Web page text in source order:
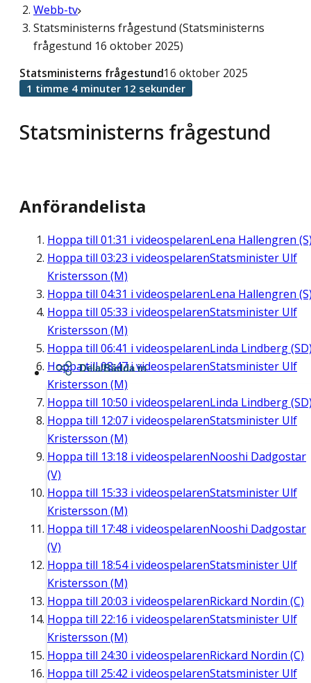
Webb-tv
Statsministerns frågestund (Statsministerns
frågestund 16 oktober 2025)
Statsministerns frågestund
Statsministerns frågestund16 oktober 2025
1 timme 4 minuter 12 sekunder
Anförandelista
Hoppa till 01:31 i videospelarenLena Hallengren
Hoppa till 03:23 i videospelarenStatsminister Ulf
Kristersson (M)
Hoppa till 04:31 i videospelarenLena Hallengren
Hoppa till 05:33 i videospelarenStatsminister Ulf
Kristersson (M)
Hoppa till 06:41 i videospelarenLinda Lindberg
Hoppa till08:47i videospelarenStatsminister Ulf
Kristersson (M)
Hoppa till 10:50 i videospelarenLinda Lindberg
Hoppa till 12:07 i videospelarenStatsminister Ulf
Kristersson (M)
Hoppa till 13:18 i videospelarenNooshi Dadgostar
(V)
Hoppa till 15:33 i videospelarenStatsminister Ulf
Kristersson (M)
Hoppa till 17:48 i videospelarenNooshi Dadgostar
(V)
Hoppa till 18:54i videospelarenStatsminister Ulf
Kristersson (M)
Hoppa till 20:03 i videospelarenRickard Nordin (C)
Hoppa till 22:16 i videospelarenStatsminister Ulf
Kristersson (M)
Hoppa till 24:30 i videospelarenRickard Nordin (C)
Hoppa till 25:42 i videospelarenStatsminister Ulf
Dela/Bädda in